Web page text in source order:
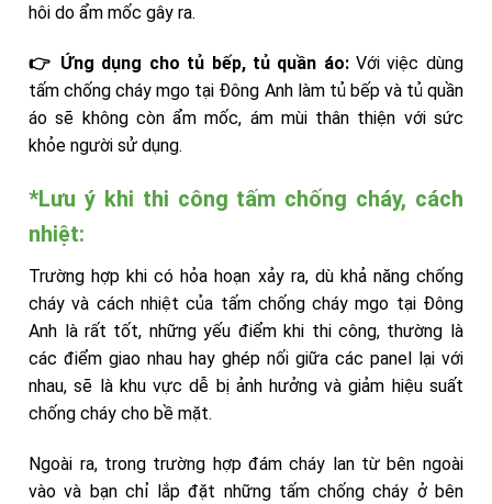
hôi do ẩm mốc gây ra.
👉 Ứng dụng cho tủ bếp, tủ quần áo:Với việc dùng
tấm chống cháy mgo tại Đông Anh làm tủ bếp và tủ quần
áo sẽ không còn ẩm mốc, ám mùi thân thiện với sức
khỏe người sử dụng.
*Lưu ý khi thi công tấm chống cháy, cách
nhiệt:
Trường hợp khi có hỏa hoạn xảy ra, dù khả năng chống
cháy và cách nhiệt của tấm chống cháy mgo tại Đông
Anh là rất tốt, những yếu điểm khi thi công, thường là
các điểm giao nhau hay ghép nối giữa các panel lại với
nhau, sẽ là khu vực dễ bị ảnh hưởng và giảm hiệu suất
chống cháy cho bề mặt.
Ngoài ra, trong trường hợp đám cháy lan từ bên ngoài
vào và bạn chỉ lắp đặt những tấm chống cháy ở bên